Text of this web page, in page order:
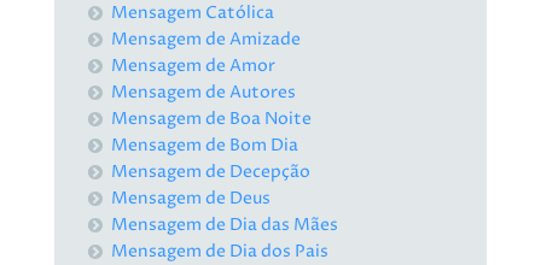
Mensagem Católica
Mensagem de Amizade
Mensagem de Amor
Mensagem de Autores
Mensagem de Boa Noite
Mensagem de Bom Dia
Mensagem de Decepção
Mensagem de Deus
Mensagem de Dia das Mães
Mensagem de Dia dos Pais